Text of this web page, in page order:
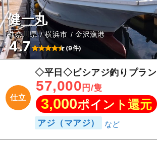
健一丸
神奈川県 横浜市 金沢漁港
4.7 (9件)
仕立
◇平日◇ビシアジ釣りプラン
57,000 円/隻
3,000ポイント還元
アジ（マアジ）